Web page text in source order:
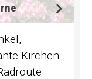
Kirchen